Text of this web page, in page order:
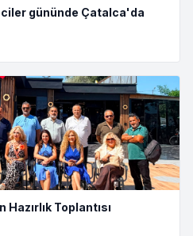
gününde Çatalca'da
Hazırlık Toplantısı